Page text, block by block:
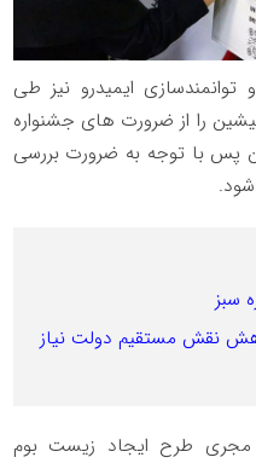
ایمیدرو نیز طی
را از ضرورت های جشنواره
پس با توجه به ضرورت بررسی
شود.
سبز
نقش مستقیم دولت نیاز
طرح ایجاد زیست بوم